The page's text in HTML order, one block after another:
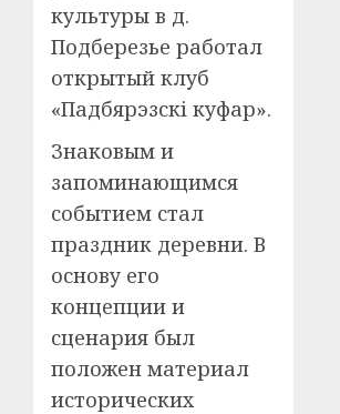
культуры в д.
Подберезье работал
открытый клуб
«Падбярэзскі куфар».
Знаковым и
запоминающимся
событием стал
праздник деревни. В
основу его
концепции и
сценария был
положен материал
исторических